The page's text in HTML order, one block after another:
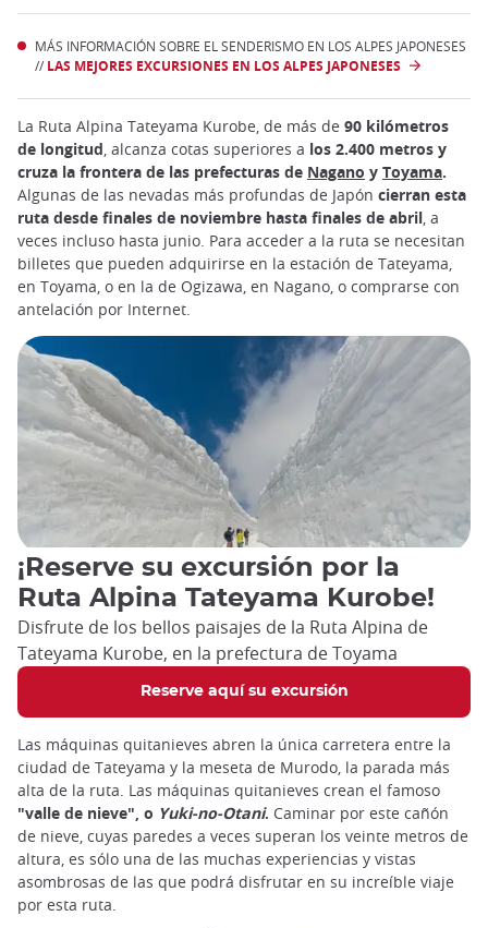
MÁS INFORMACIÓN SOBRE EL SENDERISMO EN LOS ALPES JAPONESES
// LAS MEJORES EXCURSIONES EN LOS ALPES JAPONESES
La Ruta Alpina Tateyama Kurobe, de más de 90 kilómetros
de longitud, alcanza cotas superiores a los 2.400 metros y
cruza la frontera de las prefecturas de Nagano y Toyama.
Algunas de las nevadas más profundas de Japón cierran esta
ruta desde finales de noviembre hasta finales de abril, a
veces incluso hasta junio. Para acceder a la ruta se necesitan
billetes que pueden adquirirse en la estación de Tateyama,
en Toyama, o en la de Ogizawa, en Nagano, o comprarse con
antelación por Internet.
¡Reserve su excursión por la
Ruta Alpina Tateyama Kurobe!
Disfrute de los bellos paisajes de la Ruta Alpina de
Tateyama Kurobe, en la prefectura de Toyama
Reserve aquí su excursión
Las máquinas quitanieves abren la única carretera entre la
ciudad de Tateyama y la meseta de Murodo, la parada más
alta de la ruta. Las máquinas quitanieves crean el famoso
"valle de nieve", o Yuki-no-Otani. Caminar por este cañón
de nieve, cuyas paredes a veces superan los veinte metros de
altura, es sólo una de las muchas experiencias y vistas
asombrosas de las que podrá disfrutar en su increíble viaje
por esta ruta.